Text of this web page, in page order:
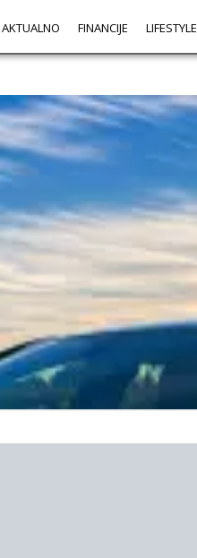
AKTUALNO FINANCIJE LIFESTYLE